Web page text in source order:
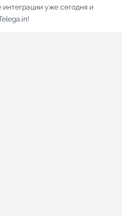
уже сегодня и